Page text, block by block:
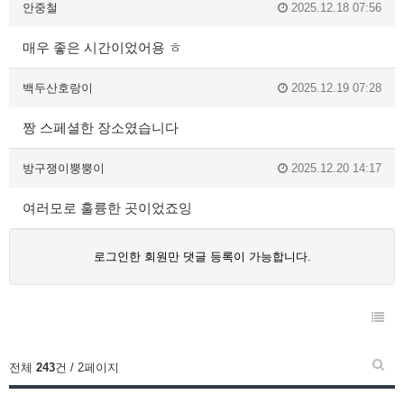
안중철 2025.12.18 07:56
매우 좋은 시간이었어용 ㅎ
백두산호랑이 2025.12.19 07:28
짱 스페셜한 장소였습니다
방구쟁이뿡뿡이 2025.12.20 14:17
여러모로 훌륭한 곳이었죠잉
로그인한 회원만 댓글 등록이 가능합니다.
전체 243건 / 2페이지